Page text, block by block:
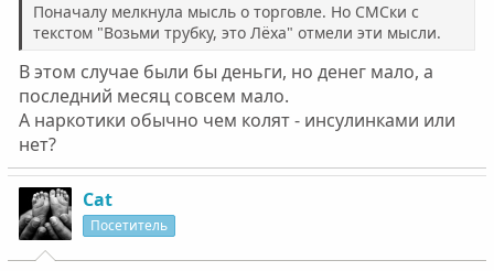
Поначалу мелкнула мысль о торговле. Но СМСки с
текстом "Возьми трубку, это Лёха" отмели эти мысли.
В этом случае были бы деньги, но денег мало, а
последний месяц совсем мало.
А наркотики обычно чем колят - инсулинками или
нет?
Cat
Посетитель